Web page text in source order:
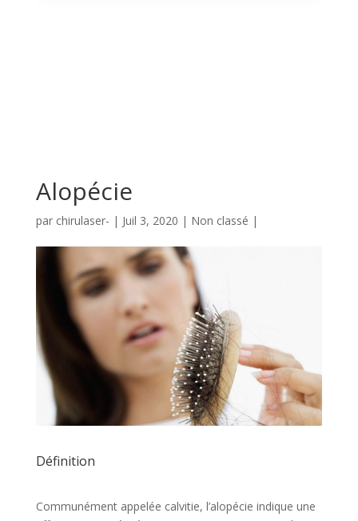
Alopécie
par chirulaser- | Juil 3, 2020 | Non classé |
Définition
Communément appelée calvitie, l’alopécie indique une